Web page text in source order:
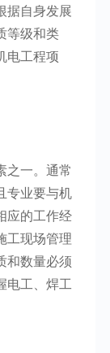
据自身发展
等级和类
电工程项
一。通常
专业要与机
应的工作经
工现场管理
和数量必须
电工、焊工